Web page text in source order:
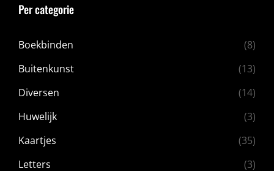
Per categorie
Boekbinden
(8)
Buitenkunst
(13)
Diversen
(14)
Huwelijk
(3)
Kaartjes
(35)
Letters
(3)